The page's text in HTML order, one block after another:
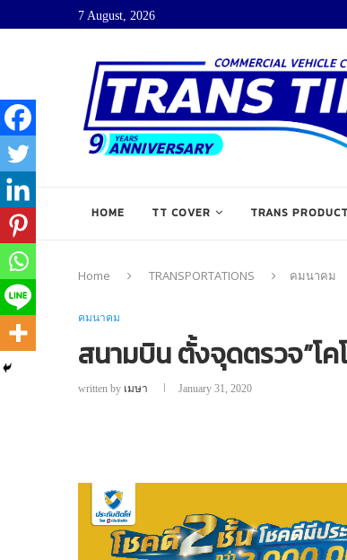
7 August, 2026
HOME TT COVER TRANS PRODUCT
Home TRANSPORTATIONS คมนาคม
คมนาคม
สนามบิน ตั้งจุดตรวจ”โค
written by เมษา January 31, 2020